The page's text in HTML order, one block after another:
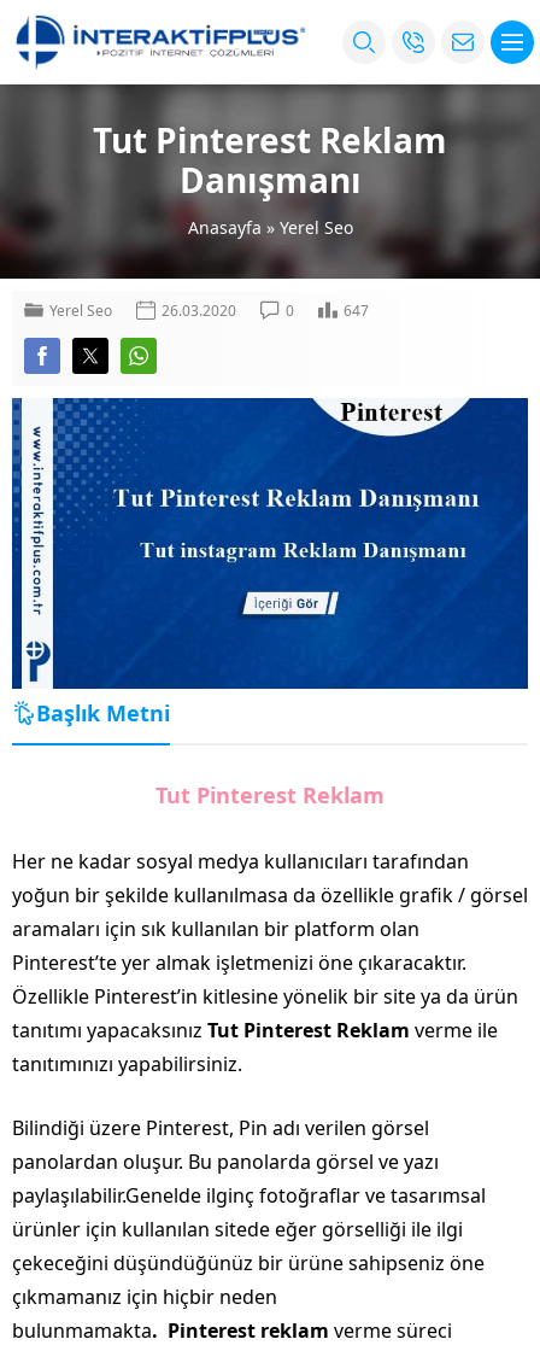
Tut Pinterest Reklam
Danışmanı
Anasayfa » Yerel Seo
Yerel Seo 26.03.2020 0 647
Başlık Metni
Tut Pinterest Reklam
Her ne kadar sosyal medya kullanıcıları tarafından
yoğun bir şekilde kullanılmasa da özellikle grafik / görsel
aramaları için sık kullanılan bir platform olan
Pinterest’te yer almak işletmenizi öne çıkaracaktır.
Özellikle Pinterest’in kitlesine yönelik bir site ya da ürün
tanıtımı yapacaksınız Tut Pinterest Reklam verme ile
tanıtımınızı yapabilirsiniz.
Bilindiği üzere Pinterest, Pin adı verilen görsel
panolardan oluşur. Bu panolarda görsel ve yazı
paylaşılabilir.Genelde ilginç fotoğraflar ve tasarımsal
ürünler için kullanılan sitede eğer görselliği ile ilgi
çekeceğini düşündüğünüz bir ürüne sahipseniz öne
çıkmamanız için hiçbir neden
bulunmamakta. Pinterest reklam verme süreci